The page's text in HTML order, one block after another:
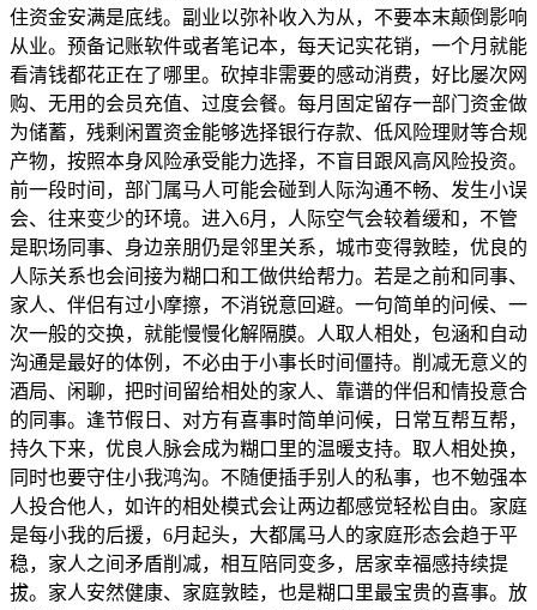
住资金安满是底线。副业以弥补收入为从，不要本末颠倒影响
从业。预备记账软件或者笔记本，每天记实花销，一个月就能
看清钱都花正在了哪里。砍掉非需要的感动消费，好比屡次网
购、无用的会员充值、过度会餐。每月固定留存一部门资金做
为储蓄，残剩闲置资金能够选择银行存款、低风险理财等合规
产物，按照本身风险承受能力选择，不盲目跟风高风险投资。
前一段时间，部门属马人可能会碰到人际沟通不畅、发生小误
会、往来变少的环境。进入6月，人际空气会较着缓和，不管
是职场同事、身边亲朋仍是邻里关系，城市变得敦睦，优良的
人际关系也会间接为糊口和工做供给帮力。若是之前和同事、
家人、伴侣有过小摩擦，不消锐意回避。一句简单的问候、一
次一般的交换，就能慢慢化解隔膜。人取人相处，包涵和自动
沟通是最好的体例，不必由于小事长时间僵持。削减无意义的
酒局、闲聊，把时间留给相处的家人、靠谱的伴侣和情投意合
的同事。逢节假日、对方有喜事时简单问候，日常互帮互帮，
持久下来，优良人脉会成为糊口里的温暖支持。取人相处换，
同时也要守住小我鸿沟。不随便插手别人的私事，也不勉强本
人投合他人，如许的相处模式会让两边都感觉轻松自由。家庭
是每小我的后援，6月起头，大都属马人的家庭形态会趋于平
稳，家人之间矛盾削减，相互陪同变多，居家幸福感持续提
拔。家人安然健康、家庭敦睦，也是糊口里最宝贵的喜事。放